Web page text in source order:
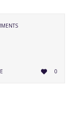
 LOVE
IT0